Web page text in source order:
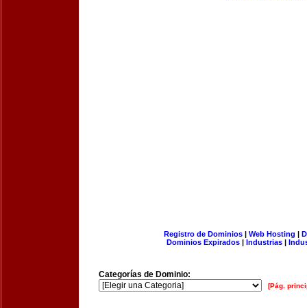
Registro de Dominios| Web Hosting |
Dominios Expirados | Industrias |
Categorías de Dominio:
[Pág.